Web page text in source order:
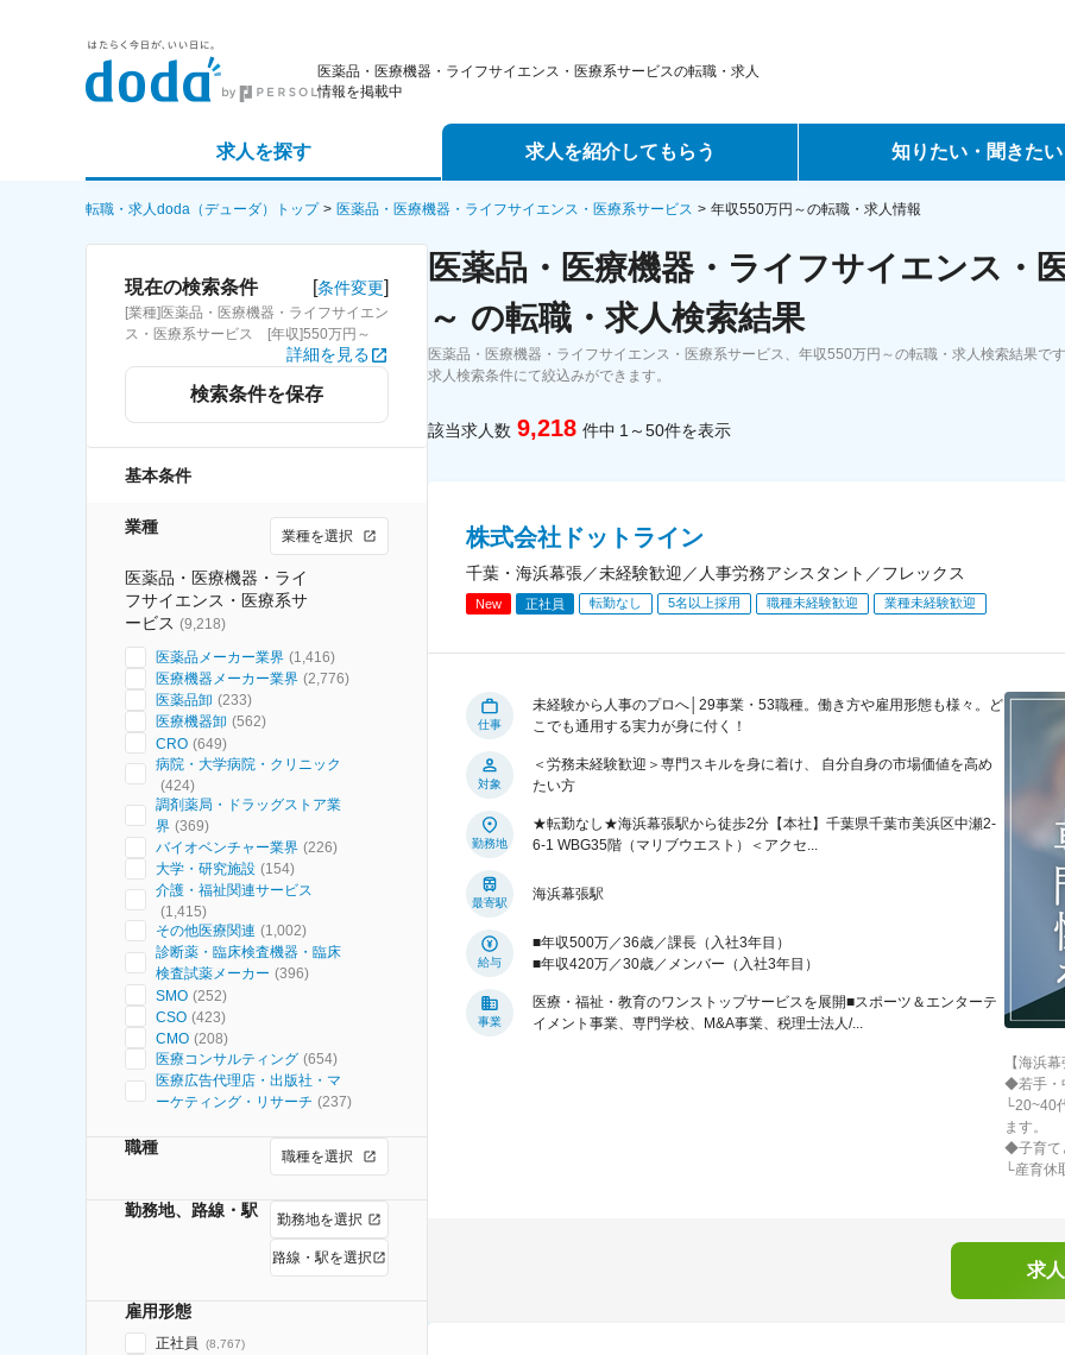
医薬品・医療機器・ライフサイエンス・医療系サービスの転職・求人
情報を掲載中
求人を探す
詳細条件から探す
求人特集から探す
求人を紹介してもらう
エージェントサービス
スカウトサービス
パートナーエージェントサービス
知りたい・聞きたい
転職ノウハウ
データで見る転職
転職・求人doda（デューダ）トップ 医薬品・医療機器・ライフサイエンス・医療系サービス 年収550万円～の転職・求人情報
現在の検索条件 [条件変更]
[業種]医薬品・医療機器・ライフサイエン
ス・医療系サービス [年収]550万円～
詳細を見る
検索条件を保存
基本条件
業種 業種を選択
医薬品・医療機器・ライ
フサイエンス・医療系サ
ービス (9,218)
医薬品メーカー業界 (1,416)
医療機器メーカー業界 (2,776)
医薬品卸 (233)
医療機器卸 (562)
CRO (649)
病院・大学病院・クリニック
(424)
調剤薬局・ドラッグストア業
界 (369)
バイオベンチャー業界 (226)
大学・研究施設 (154)
介護・福祉関連サービス
(1,415)
その他医療関連 (1,002)
診断薬・臨床検査機器・臨床
検査試薬メーカー (396)
SMO (252)
CSO (423)
CMO (208)
医療コンサルティング (654)
医療広告代理店・出版社・マ
ーケティング・リサーチ (237)
職種 職種を選択
勤務地、路線・駅 勤務地を選択
路線・駅を選択
雇用形態
正社員 (8,767)
医薬品・医療機器・ライフサイエンス・
～ の転職・求人検索結果
医薬品・医療機器・ライフサイエンス・医療系サービス、年収550万円～の転職・求人検索結果
求人検索条件にて絞込みができます。
該当求人数 9,218 件中 1～50件を表示
株式会社ドットライン
千葉・海浜幕張／未経験歓迎／人事労務アシスタント／フレックス
New 正社員 転勤なし 5名以上採用 職種未経験歓迎 業種未経験歓迎
仕事
未経験から人事のプロへ│29事業・53職種。働き方や雇用形態も様々。ど
こでも通用する実力が身に付く！
対象
＜労務未経験歓迎＞専門スキルを身に着け、 自分自身の市場価値を高め
たい方
勤務地
★転勤なし★海浜幕張駅から徒歩2分【本社】千葉県千葉市美浜区中瀬2-
6-1 WBG35階（マリブウエスト）＜アクセ...
最寄駅
海浜幕張駅
給与
■年収500万／36歳／課長（入社3年目）
■年収420万／30歳／メンバー（入社3年目）
事業
医療・福祉・教育のワンストップサービスを展開■スポーツ＆エンターテ
イメント事業、専門学校、M&A事業、税理士法人/...
【海浜
◆若手・
└20~40
ます。
◆子育て
└産育休
求